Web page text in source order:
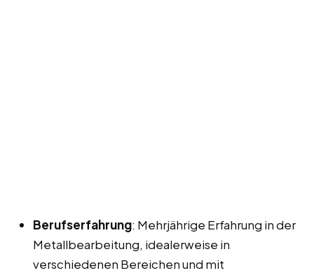
Berufserfahrung: Mehrjährige Erfahrung in der
Metallbearbeitung, idealerweise in
verschiedenen Bereichen und mit